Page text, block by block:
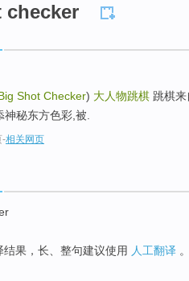
Shot Checker) 大人物跳棋 跳棋
神秘东方色彩,被.
-相关网页
结果，长、整句建议使用 人工翻译